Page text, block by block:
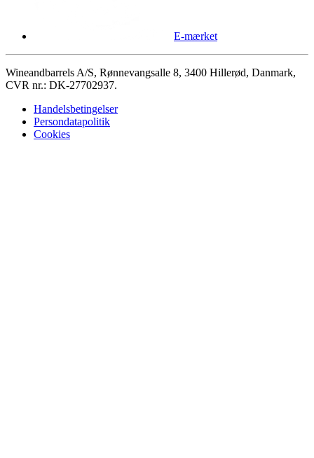
E-mærket
Wineandbarrels A/S, Rønnevangsalle 8, 3400 Hillerød, Danmark,
CVR nr.: DK-27702937.
Handelsbetingelser
Persondatapolitik
Cookies